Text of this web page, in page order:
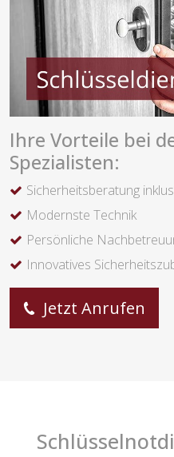
Ihre Vorteile bei
Spezialisten:
Sicherheitsberatung
Modernste Technik
Persönliche
Innovatives
Jetzt Anrufen